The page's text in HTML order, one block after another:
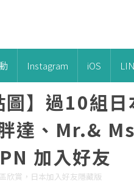
Instagram iOS
圖】過10組
達、Mr.&
加入好友
欣賞，日本加入好友隱藏版